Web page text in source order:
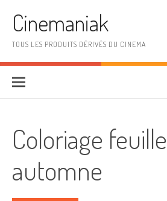
Cinemaniak
TOUS LES PRODUITS DÉRIVÉS DU CINEMA
Coloriage feuille
automne